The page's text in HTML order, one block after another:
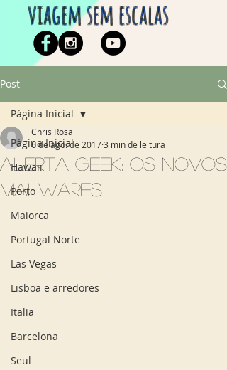
viagem sem escalas
Post
Página Inicial
Hawaii
Porto
Maiorca
Portugal Norte
Las Vegas
Lisboa e arredores
Italia
Barcelona
Seul
Página Inicial
Alerta geek: Os novos
malwares
Chris Rosa
6 de ago. de 20173 min de leitura